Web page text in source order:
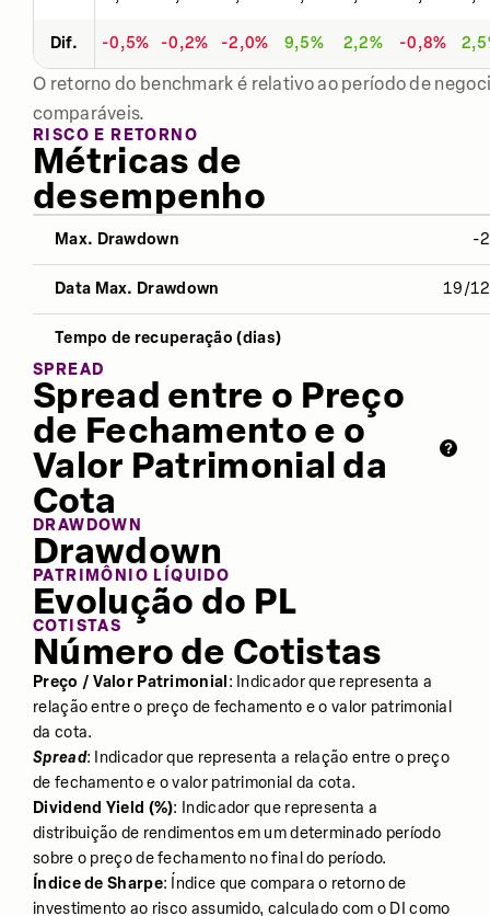
Dif. -0,5% -0,2% -2,0% 9,5% 2,2% -0,8%
O retorno do benchmark é relativo ao período de
comparáveis.
RISCO E RETORNO
Métricas de
desempenho
ÚLTIMOS
Desvio Padrão 17,16%
Índice Sharpe -1,73
Retorno -9,26% -2,72%
Max. Drawdown -
Data Max. Drawdown 19/
Tempo de recuperação (dias)
SPREAD
Spread entre o Preço
de Fechamento e o
Valor Patrimonial da
Cota
DRAWDOWN
Drawdown
PATRIMÔNIO LÍQUIDO
Evolução do PL
COTISTAS
Número de Cotistas
Preço / Valor Patrimonial : Indicador que representa a
relação entre o preço de fechamento e o valor patrimonial
da cota.
Spread: Indicador que representa a relação entre o preço
de fechamento e o valor patrimonial da cota.
Dividend Yield (%): Indicador que representa a
distribuição de rendimentos em um determinado período
sobre o preço de fechamento no final do período.
Índice de Sharpe: Índice que compara o retorno de
investimento ao risco assumido, calculado com o DI como